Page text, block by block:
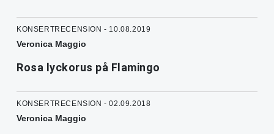
KONSERTRECENSION - 10.08.2019
Veronica Maggio
Rosa lyckorus på Flamingo
KONSERTRECENSION - 02.09.2018
Veronica Maggio